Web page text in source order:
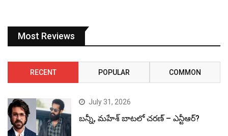
Most Reviews
RECENT POPULAR COMMON
July 31, 2026
బన్నీ, మహేశ్ బాటలో చరణ్ – ఎన్టీఆర్?